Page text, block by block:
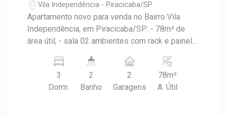
Vila Independência - Piracicaba/SP
Apartamento novo para venda no Bairro Vila
Independência, em Piracicaba/SP: - 78m² de
área útil; - sala 02 ambientes com rack e painel
lavanderia com armário planejado; - 03
dormitórios todos com armário embutido, sendo
01 suíte; - 02 banheiros com cuba: social e da
3
Dorm.
2
Banho
2
Garagens
78m²
A. Útil